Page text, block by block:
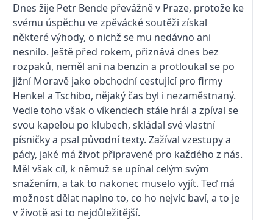
Dnes žije Petr Bende převážně v Praze, protože ke
svému úspěchu ve zpěvácké soutěži získal
některé výhody, o nichž se mu nedávno ani
nesnilo. Ještě před rokem, přiznává dnes bez
rozpaků, neměl ani na benzin a protloukal se po
jižní Moravě jako obchodní cestující pro firmy
Henkel a Tschibo, nějaký čas byl i nezaměstnaný.
Vedle toho však o víkendech stále hrál a zpíval se
svou kapelou po klubech, skládal své vlastní
písničky a psal původní texty. Zažíval vzestupy a
pády, jaké má život připravené pro každého z nás.
Měl však cíl, k němuž se upínal celým svým
snažením, a tak to nakonec muselo vyjít. Teď má
možnost dělat naplno to, co ho nejvíc baví, a to je
v životě asi to nejdůležitější.